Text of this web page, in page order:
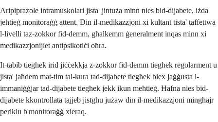
Aripiprazole intramuskolari jista' jintuża minn nies bid-dijabete, iżda
jeħtieġ monitoraġġ attent. Din il-medikazzjoni xi kultant tista' taffettwa
l-livelli taz-zokkor fid-demm, għalkemm ġeneralment inqas minn xi
medikazzjonijiet antipsikotiċi oħra.
It-tabib tiegħek irid jiċċekkja z-zokkor fid-demm tiegħek regolarment u
jista' jaħdem mat-tim tal-kura tad-dijabete tiegħek biex jaġġusta l-
immaniġġjar tad-dijabete tiegħek jekk ikun meħtieġ. Ħafna nies bid-
dijabete kkontrollata tajjeb jistgħu jużaw din il-medikazzjoni mingħajr
periklu b'monitoraġġ xieraq.